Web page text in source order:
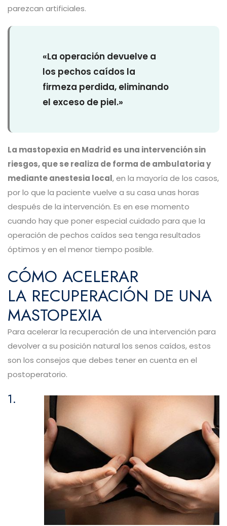
parezcan artificiales.
«La operación devuelve a
los pechos caídos la
firmeza perdida, eliminando
el exceso de piel.»
La mastopexia en Madrid es una intervención sin
riesgos, que se realiza de forma de ambulatoria y
mediante anestesia local, en la mayoría de los casos,
por lo que la paciente vuelve a su casa unas horas
después de la intervención. Es en ese momento
cuando hay que poner especial cuidado para que la
operación de pechos caídos sea tenga resultados
óptimos y en el menor tiempo posible.
CÓMO ACELERAR
LA RECUPERACIÓN DE UNA
MASTOPEXIA
Para acelerar la recuperación de una intervención para
devolver a su posición natural los senos caídos, estos
son los consejos que debes tener en cuenta en el
postoperatorio.
1.